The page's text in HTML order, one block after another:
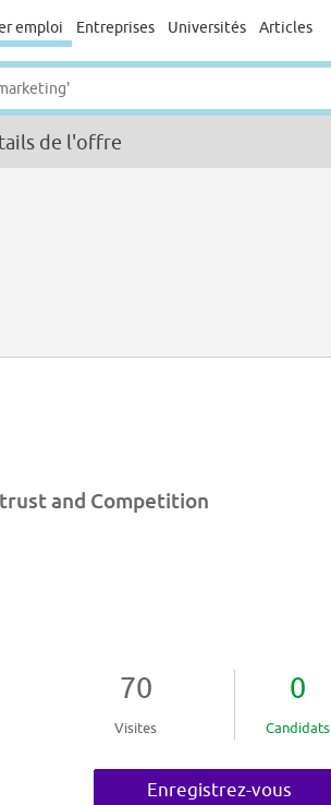
emploi Entreprises Universités Articles
de l'offre
and Competition
70
Visites
0
Candidats
Enregistrez-vous